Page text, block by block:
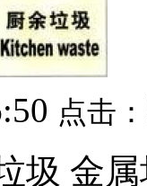
点击：
圾 金